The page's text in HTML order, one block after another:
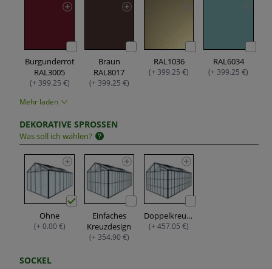
Burgunderrot
RAL3005
(+ 399.25 €)
Braun
RAL8017
(+ 399.25 €)
RAL1036
(+ 399.25 €)
RAL6034
(+ 399.25 €)
Mehr laden
DEKORATIVE SPROSSEN
Was soll ich wählen?
Ohne
(+ 0.00 €)
Einfaches
Kreuzdesign
(+ 354.90 €)
Doppelkreuzdesign
(+ 457.05 €)
SOCKEL